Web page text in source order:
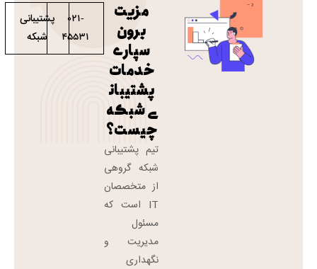
مزیت
برون
سپاری
خدمات
پشتیبان
ی شبکه
چیست؟
تیم پشتیبانی
شبکه گروهی
از متخصصان
IT است که
مسئول
مدیریت و
نگهداری
021-
45531
پشتیبانی
شبکه